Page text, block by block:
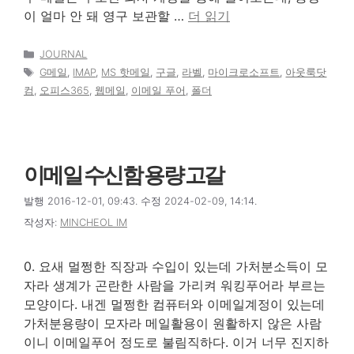
이 얼마 안 돼 영구 보관할 … 더 읽기
카
테
리
JOURNAL
태
그
G메일 , IMAP, MS 핫메일 , 구글, 라벨 , 마이크로소프트, 아웃룩닷
컴 , 오피스365, 웹메일 , 이메일 푸어 , 폴더
이메일 수신함 용량 고갈
발행 2016-12-01, 09:43. 수정 2024-02-09, 14:14.
작성자: MINCHEOL IM
0. 요새 멀쩡한 직장과 수입이 있는데 가처분소득이 모
자라 생계가 곤란한 사람을 가리켜 워킹푸어라 부르는
모양이다. 내겐 멀쩡한 컴퓨터와 이메일계정이 있는데
가처분용량이 모자라 메일활용이 원활하지 않은 사람
이니 이메일푸어 정도로 불림직하다. 이거 너무 진지하